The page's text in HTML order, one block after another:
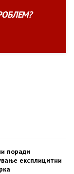
поради
експлицитни